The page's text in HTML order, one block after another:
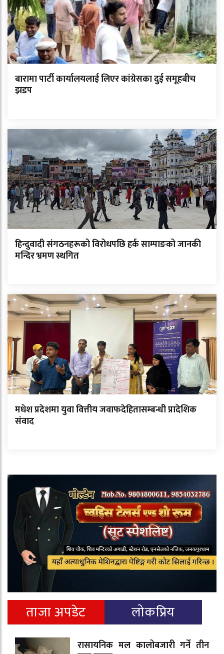
बारामा पार्टी कार्यालयलाई लिएर कांग्रेसका दुई समूहबीच
झडप
हिन्दुवादी संगठनहरूको विरोधपछि हर्क साम्पाङको जानकी
मन्दिर भ्रमण स्थगित
मधेश प्रदेशमा युवा वित्तीय जवाफदेहितासम्बन्धी प्रादेशिक
संवाद
ताजा अपडेट लोकप्रिय
रासायनिक मल कालोबजारी गर्ने तीन